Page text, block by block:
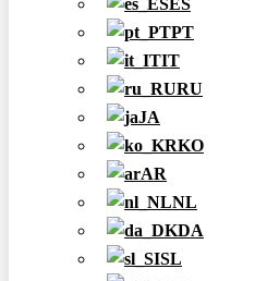
ES
PT
IT
RU
JA
KO
AR
NL
DA
SL